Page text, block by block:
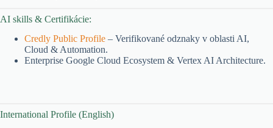
AI skills & Certifikácie:
Credly Public Profile – Verifikované odznaky v oblasti AI,
Cloud & Automation.
Enterprise Google Cloud Ecosystem & Vertex AI Architecture.
International Profile (English)